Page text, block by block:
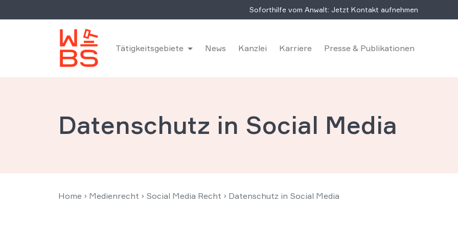
Soforthilfe vom Anwalt: Jetzt Kontakt aufnehmen
Tätigkeitsgebiete News Kanzlei Karriere Presse & Publikationen
Datenschutz in Social Media
Home › Medienrecht › Social Media Recht › Datenschutz in Social Media